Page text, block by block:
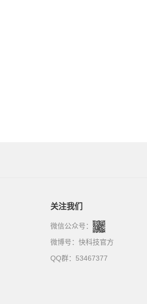
关注我们
微信公众号：
微博号： 快科技官方
QQ群：53467377